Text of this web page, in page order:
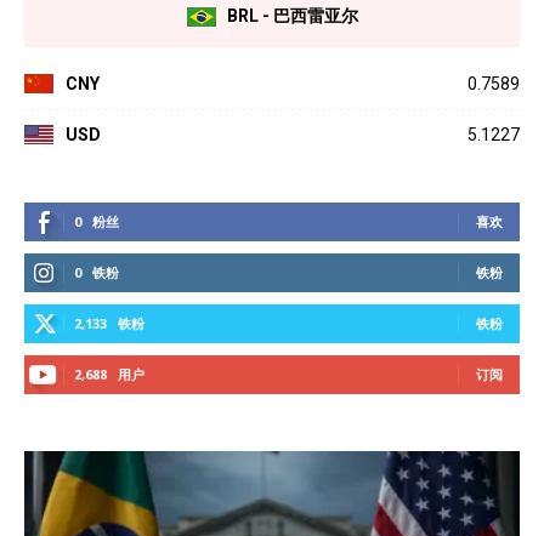
BRL - 巴西雷亚尔
CNY 0.7589
USD 5.1227
0 粉丝 喜欢
0 铁粉 铁粉
2,133 铁粉 铁粉
2,688 用户 订阅